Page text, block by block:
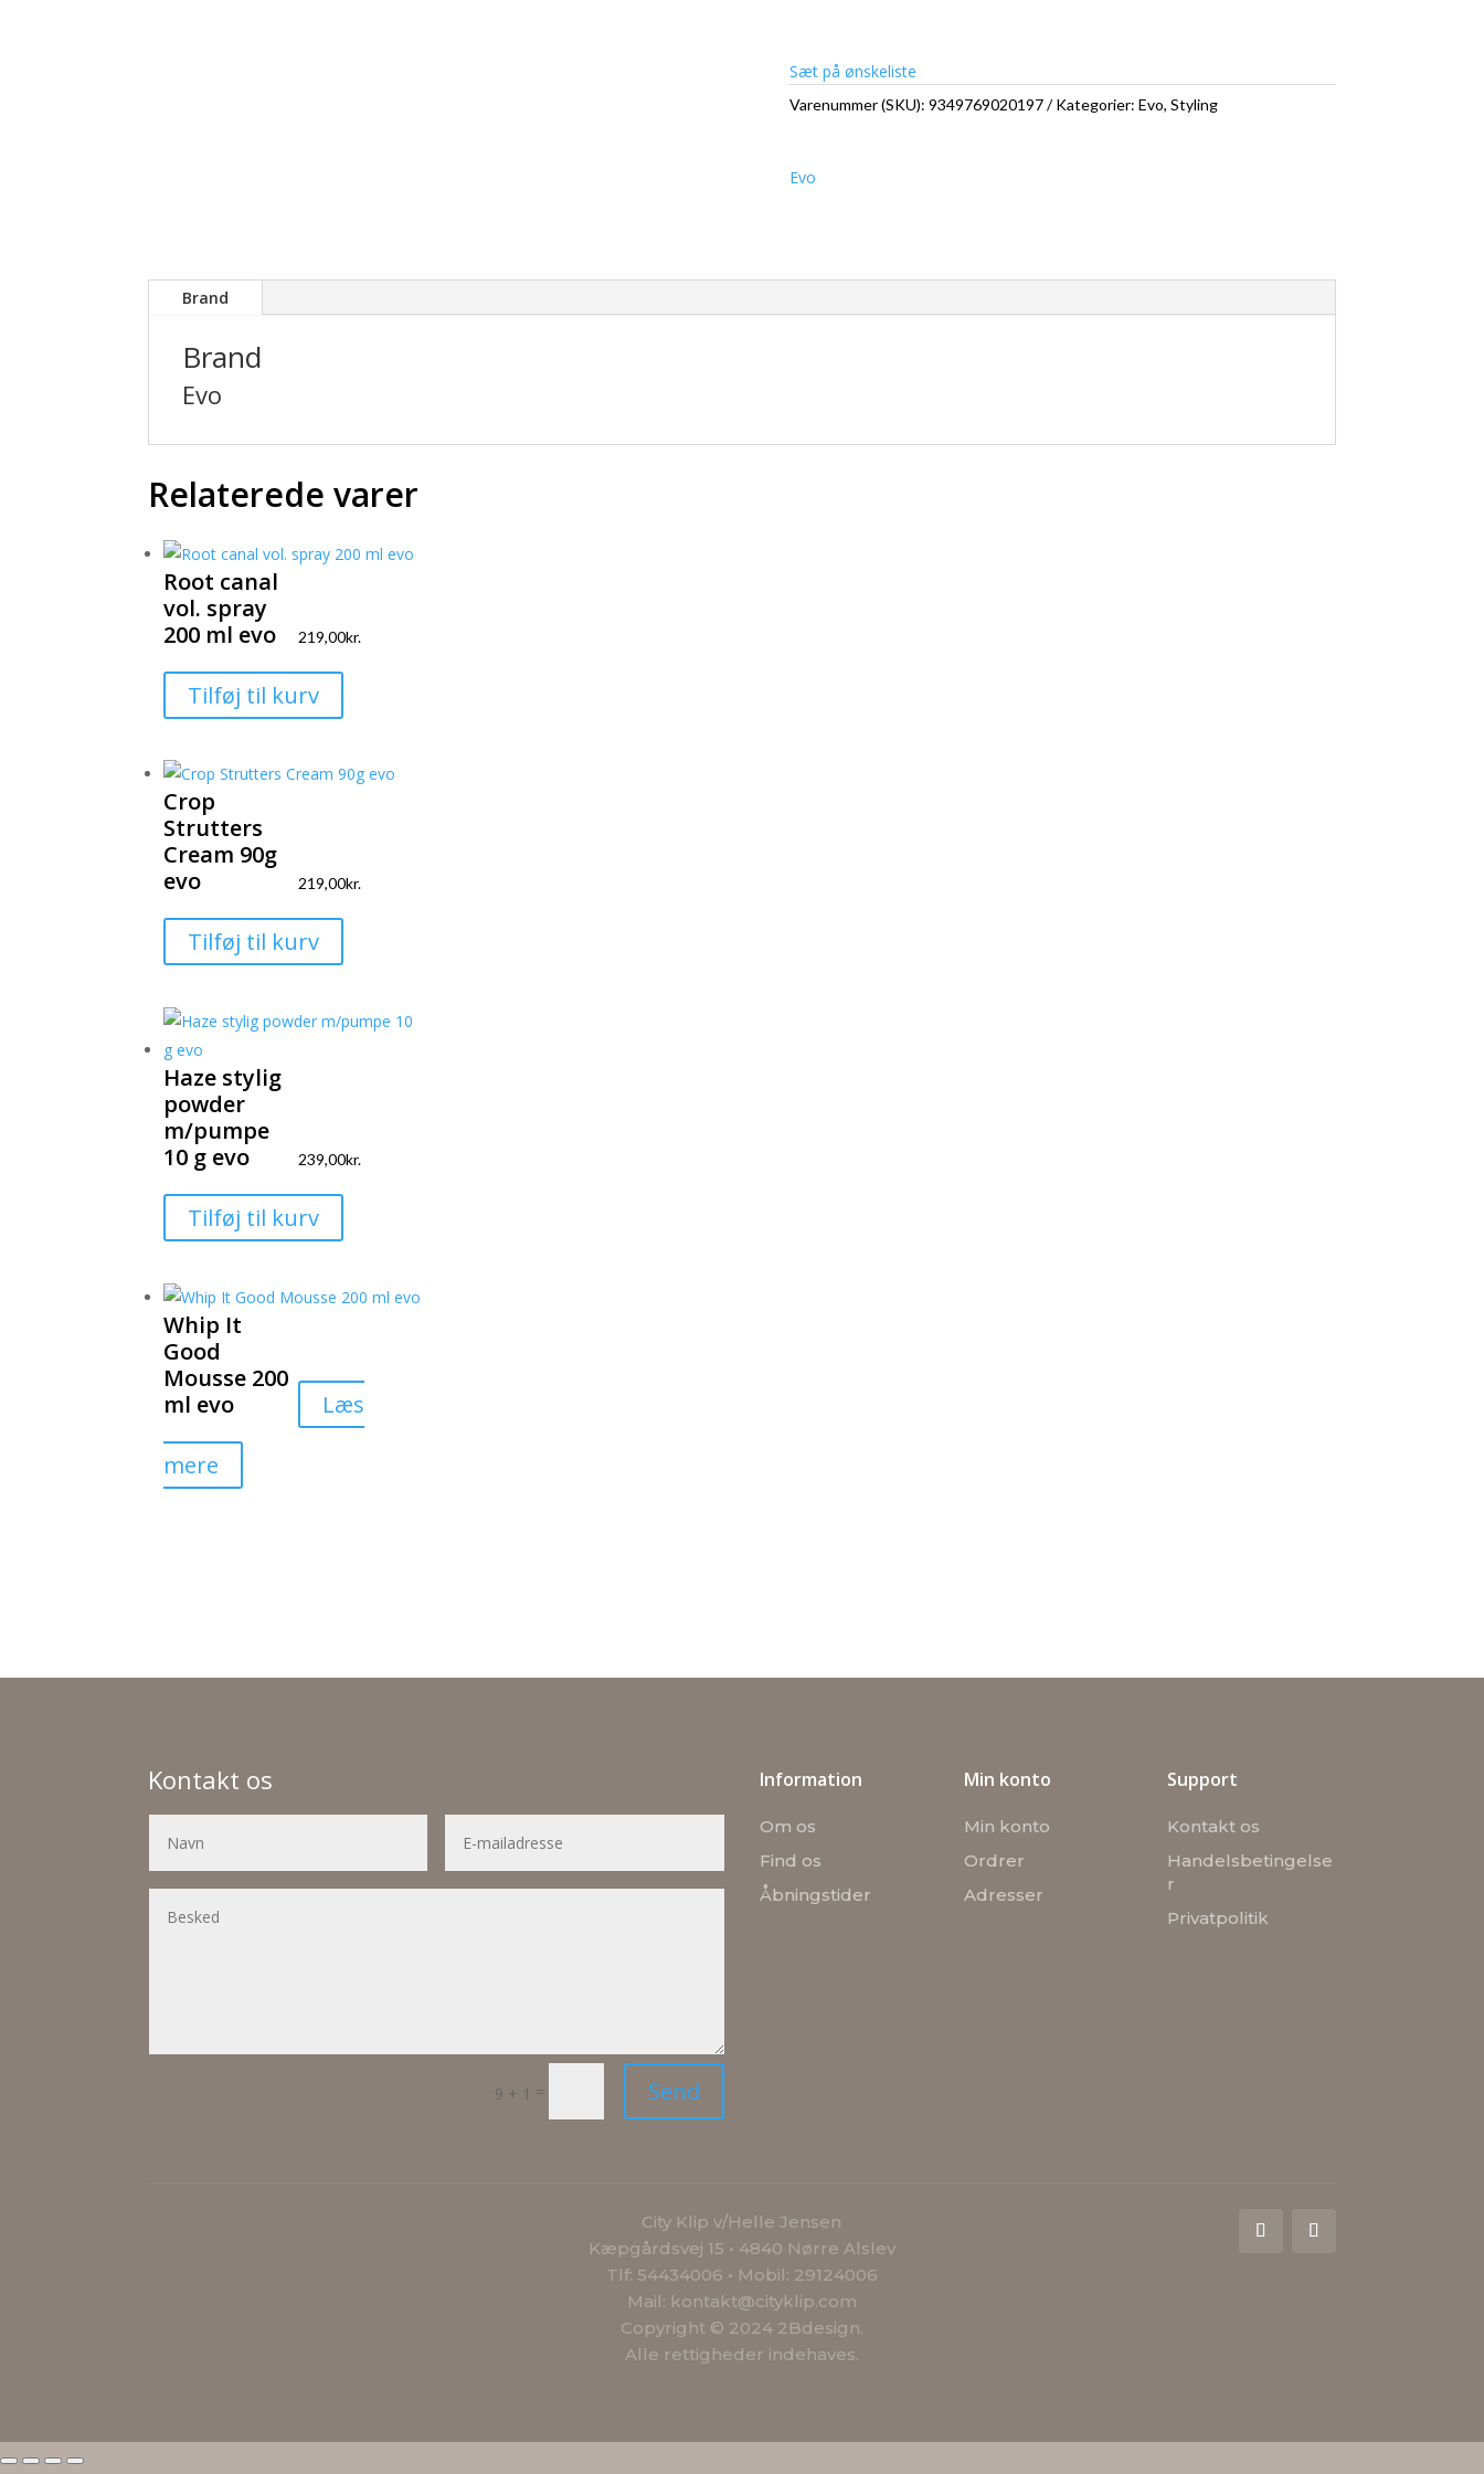
Sæt på ønskeliste
Varenummer (SKU): 9349769020197 Kategorier: Evo, Styling
Evo
Brand
Brand
Evo
Relaterede varer
Root canal
vol. spray
200 ml evo
219,00kr.
Tilføj til kurv
Crop
Strutters
Cream 90g
evo
219,00kr.
Tilføj til kurv
Haze stylig
powder
m/pumpe
10 g evo
239,00kr.
Tilføj til kurv
Whip It
Good
Mousse 200
ml evo
Læs
mere
Kontakt os
9 + 1 = Send
Information
Om os
Find os
Åbningstider
Min konto
Min konto
Ordrer
Adresser
Support
Kontakt os
Handelsbetingelse
r
Privatpolitik
City Klip v/Helle Jensen
Kæpgårdsvej 15 • 4840 Nørre Alslev
Tlf: 54434006 • Mobil: 29124006
Mail: kontakt@cityklip.com
Copyright © 2024 2Bdesign.
Alle rettigheder indehaves.